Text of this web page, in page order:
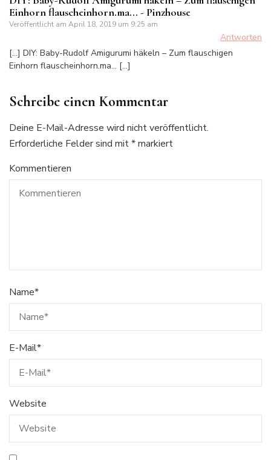
Einhorn flauscheinhorn.ma... - Pinzhouse
Veröffentlicht am April 18, 2019 um 9:25 am
Antworten
[…] DIY: Baby-Rudolf Amigurumi häkeln – Zum flauschigen
Einhorn flauscheinhorn.ma… […]
Schreibe einen Kommentar
Deine E-Mail-Adresse wird nicht veröffentlicht.
Erforderliche Felder sind mit*markiert
Kommentieren
Name*
E-Mail*
Website